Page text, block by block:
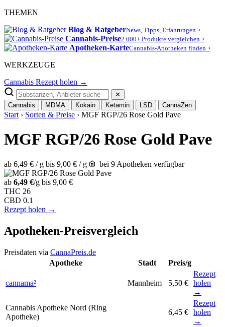
THEMEN
Blog & RatgeberNews, Tipps, Erfahrungen ›
Cannabis-Preise2.000+ Produkte vergleichen ›
Apotheken-KarteCannabis-Apotheken finden ›
WERKZEUGE
Cannabis Rezept holen →
✕
Cannabis
MDMA Kokain Ketamin LSD CannaZen
Start › Sorten & Preise › MGF RGP/26 Rose Gold Pave
MGF RGP/26 Rose Gold Pave
ab 6,49 € / g bis 9,00 € / g bei 9 Apotheken verfügbar
ab 6,49 €/g bis 9,00 €
THC 26
CBD 0.1
Rezept holen →
Apotheken-Preisvergleich
Preisdaten via CannaPreis.de
Apotheke
Stadt Preis/g
cannama² Mannheim 5,50 €
Rezept
holen
→
Cannabis Apotheke Nord (Ring
Apotheke)
6,45 €
Rezept
holen
→